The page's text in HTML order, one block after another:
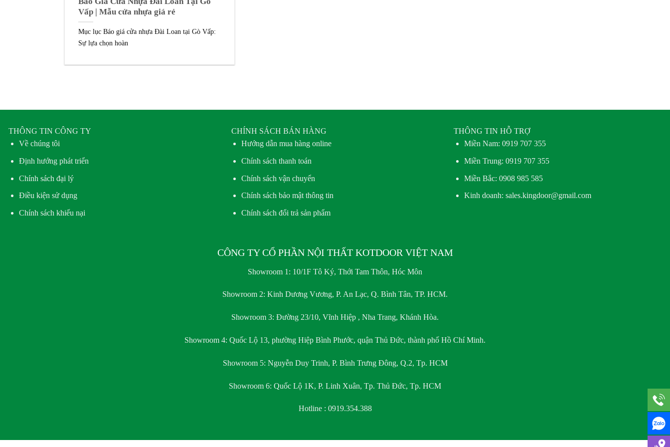
Vấp | Mẫu cửa nhựa giá rẻ
Mục lục Báo giá cửa nhựa Đài Loan tại Gò Vấp:
Sự lựa chọn hoàn
THÔNG TIN CÔNG TY
Về chúng tôi
Định hướng phát triển
Chính sách đại lý
Điều kiện sử dụng
Chính sách khiếu nại
CHÍNH SÁCH BÁN HÀNG
Hướng dẫn mua hàng online
Chính sách thanh toán
Chính sách vận chuyển
Chính sách bảo mật thông tin
Chính sách đổi trả sản phẩm
THÔNG TIN HỖ TRỢ
Miền Nam:0919 707 355
Miền Trung:0919 707 355
Miền Bắc:0908 985 585
Kinh doanh: sales.kingdoor@gmail.com
CÔNG TY CỔ PHẦN NỘI THẤT KOTDOOR VIỆT NAM
Showroom 1: 10/1F Tô Ký, Thới Tam Thôn, Hóc Môn
Showroom 2: Kinh Dương Vương, P. An Lạc, Q. Bình Tân, TP. HCM.
Showroom 3: Đường 23/10, Vĩnh Hiệp , Nha Trang, Khánh Hòa.
Showroom 4: Quốc Lộ 13, phường Hiệp Bình Phước, quận Thủ Đức, thành phố Hồ Chí Minh.
Showroom 5: Nguyễn Duy Trinh, P. Bình Trưng Đông, Q.2, Tp. HCM
Showroom 6: Quốc Lộ 1K, P. Linh Xuân, Tp. Thủ Đức, Tp. HCM
Hotline : 0919.354.388